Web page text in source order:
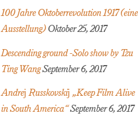
100 Jahre Oktoberrevolution 1917 (eine
Ausstellung) Oktober 25, 2017
Descending ground -Solo show by Tzu
Ting Wang September 6, 2017
Andrej Russkovskij „Keep Film Alive
in South America“ September 6, 2017